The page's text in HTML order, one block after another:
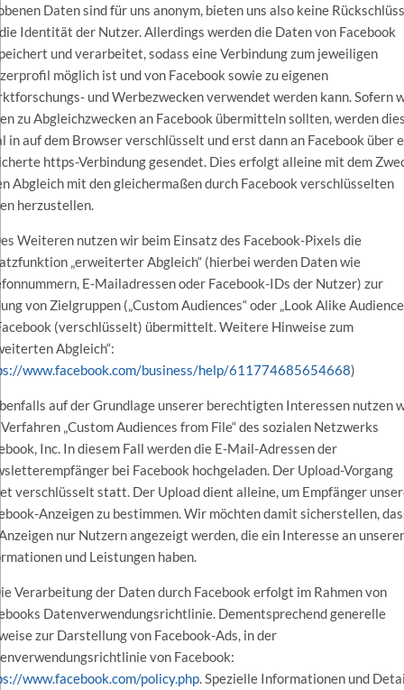
Daten sind für uns anonym, bieten uns also keine
Identität der Nutzer. Allerdings werden die Daten von Facebook
und verarbeitet, sodass eine Verbindung zum jeweiligen
möglich ist und von Facebook sowie zu eigenen
und Werbezwecken verwendet werden kann. Sofern
zu Abgleichzwecken an Facebook übermitteln sollten, werden
in auf dem Browser verschlüsselt und erst dann an Facebook über
https-Verbindung gesendet. Dies erfolgt alleine mit dem
Abgleich mit den gleichermaßen durch Facebook verschlüsselten
herzustellen.
Weiteren nutzen wir beim Einsatz des Facebook-Pixels die
„erweiterter Abgleich“ (hierbei werden Daten wie
E-Mailadressen oder Facebook-IDs der Nutzer) zur
von Zielgruppen („Custom Audiences“ oder „Look Alike
(verschlüsselt) übermittelt. Weitere Hinweise zum
Abgleich“:
www.facebook.com/business/help/611774685654668)
auf der Grundlage unserer berechtigten Interessen nutzen
„Custom Audiences from File“ des sozialen Netzwerks
Inc. In diesem Fall werden die E-Mail-Adressen der
bei Facebook hochgeladen. Der Upload-Vorgang
verschlüsselt statt. Der Upload dient alleine, um Empfänger
Anzeigen zu bestimmen. Wir möchten damit sicherstellen,
nur Nutzern angezeigt werden, die ein Interesse an
und Leistungen haben.
Verarbeitung der Daten durch Facebook erfolgt im Rahmen von
Datenverwendungsrichtlinie. Dementsprechend generelle
zur Darstellung von Facebook-Ads, in der
von Facebook:
www.facebook.com/policy.php . Spezielle Informationen und